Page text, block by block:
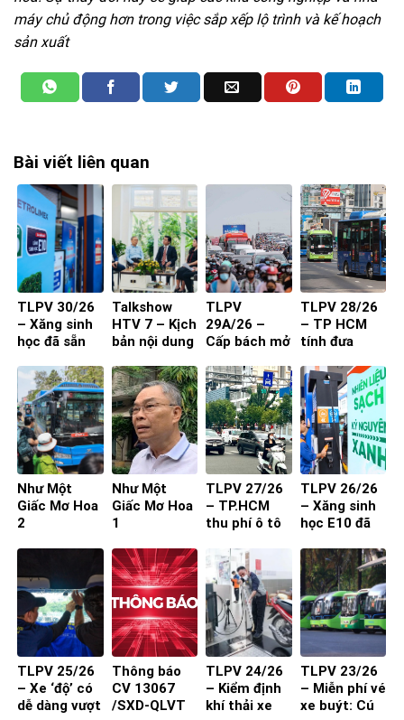
máy chủ động hơn trong việc sắp xếp lộ trình và kế hoạch
sản xuất
Bài viết liên quan
TLPV 30/26
– Xăng sinh
học đã sẵn
Talkshow
HTV 7 – Kịch
bản nội dung
người
TLPV
29A/26 –
Cấp bách mở
TLPV 28/26
– TP HCM
tính đưa
vào đường
nhỏ, khu dân
cư
Như Một
Giấc Mơ Hoa
2
Như Một
Giấc Mơ Hoa
1
TLPV 27/26
– TP.HCM
thu phí ô tô
tâm: Làm
sao để người
dân đồng
thuận?
TLPV 26/26
– Xăng sinh
học E10 đã
TLPV 25/26
– Xe ‘độ’ có
dễ dàng vượt
Thông báo
CV 13067
/SXD-QLVT
TLPV 24/26
– Kiểm định
khí thải xe
TLPV 23/26
– Miễn phí vé
xe buýt: Cú